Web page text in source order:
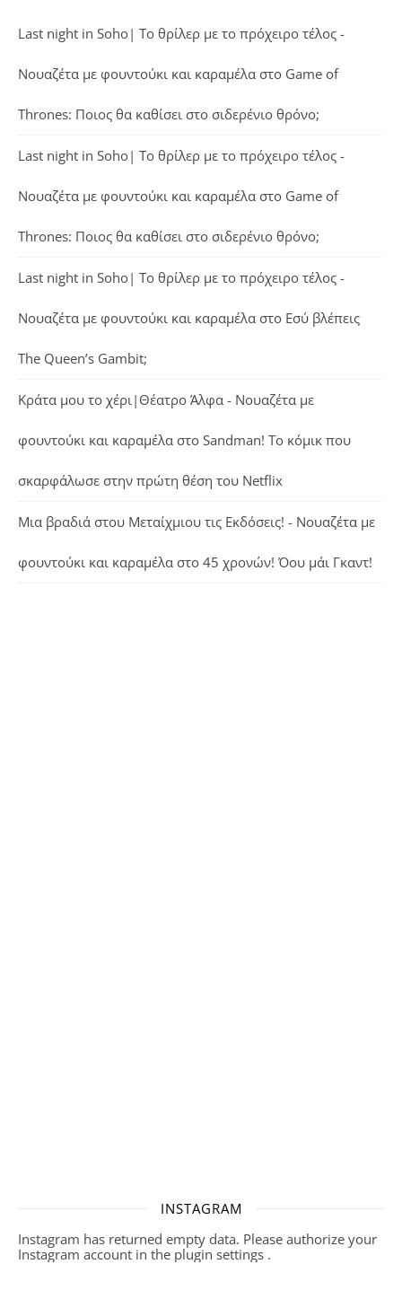
Last night in Soho| Το θρίλερ με το πρόχειρο τέλος -
Νουαζέτα με φουντούκι και καραμέλα στο Game of
Thrones: Ποιος θα καθίσει στο σιδερένιο θρόνο;
Last night in Soho| Το θρίλερ με το πρόχειρο τέλος -
Νουαζέτα με φουντούκι και καραμέλα στο Game of
Thrones: Ποιος θα καθίσει στο σιδερένιο θρόνο;
Last night in Soho| Το θρίλερ με το πρόχειρο τέλος -
Νουαζέτα με φουντούκι και καραμέλα στο Εσύ βλέπεις
The Queen’s Gambit;
Κράτα μου το χέρι|Θέατρο Άλφα - Νουαζέτα με
φουντούκι και καραμέλα στο Sandman! Το κόμικ που
σκαρφάλωσε στην πρώτη θέση του Netflix
Μια βραδιά στου Μεταίχμιου τις Εκδόσεις! - Νουαζέτα με
φουντούκι και καραμέλα στο 45 χρονών! Όου μάι Γκαντ!
INSTAGRAM
Instagram has returned empty data. Please authorize your
Instagram account in the plugin settings .